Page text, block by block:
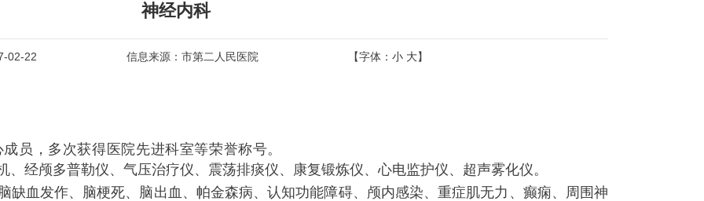
神经内科
02-22 信息来源：市第二人民医院 【字体： 小 大】
员，多次获得医院先进科室等荣誉称号。
、经颅多普勒仪、气压治疗仪、震荡排痰仪、康复锻炼仪、心电监护仪、超声雾化仪。
缺血发作、脑梗死、脑出血、帕金森病、认知功能障碍、颅内感染、重症肌无力、癫痫、周围神